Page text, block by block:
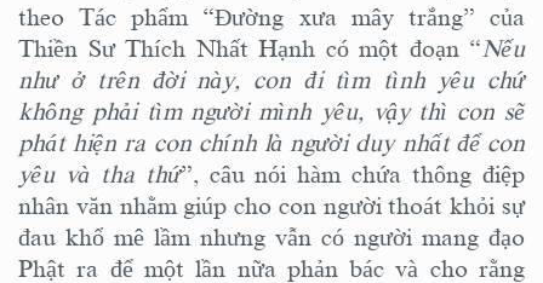
theo Tác phẩm “Đường xưa mây trắng” của
Thiền Sư Thích Nhất Hạnh có một đoạn “Nếu
như ở trên đời này, con đi tìm tình yêu chứ
không phải tìm người mình yêu, vậy thì con sẽ
phát hiện ra con chính là người duy nhất để con
yêu và tha thứ”, câu nói hàm chứa thông điệp
nhân văn nhằm giúp cho con người thoát khỏi sự
đau khổ mê lầm nhưng vẫn có người mang đạo
Phật ra để một lần nữa phản bác và cho rằng